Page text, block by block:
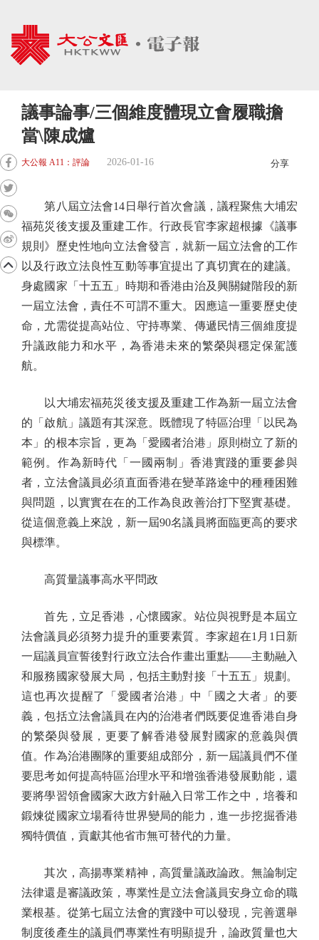
議事論事/三個維度體現立會履職擔
當\陳成爐
大公報 A11：評論 2026-01-16 分享
第八屆立法會14日舉行首次會議，議程聚焦大埔宏
福苑災後支援及重建工作。行政長官李家超根據《議事
規則》歷史性地向立法會發言，就新一屆立法會的工作
以及行政立法良性互動等事宜提出了真切實在的建議。
身處國家「十五五」時期和香港由治及興關鍵階段的新
一屆立法會，責任不可謂不重大。因應這一重要歷史使
命，尤需從提高站位、守持專業、傳遞民情三個維度提
升議政能力和水平，為香港未來的繁榮與穩定保駕護
航。
以大埔宏福苑災後支援及重建工作為新一屆立法會
的「啟航」議題有其深意。既體現了特區治理「以民為
本」的根本宗旨，更為「愛國者治港」原則樹立了新的
範例。作為新時代「一國兩制」香港實踐的重要參與
者，立法會議員必須直面香港在變革路途中的種種困難
與問題，以實實在在的工作為良政善治打下堅實基礎。
從這個意義上來說，新一屆90名議員將面臨更高的要求
與標準。
高質量議事高水平問政
首先，立足香港，心懷國家。站位與視野是本屆立
法會議員必須努力提升的重要素質。李家超在1月1日新
一屆議員宣誓後對行政立法合作畫出重點——主動融入
和服務國家發展大局，包括主動對接「十五五」規劃。
這也再次提醒了「愛國者治港」中「國之大者」的要
義，包括立法會議員在內的治港者們既要促進香港自身
的繁榮與發展，更要了解香港發展對國家的意義與價
值。作為治港團隊的重要組成部分，新一屆議員們不僅
要思考如何提高特區治理水平和增強香港發展動能，還
要將學習領會國家大政方針融入日常工作之中，培養和
鍛煉從國家立場看待世界變局的能力，進一步挖掘香港
獨特價值，貢獻其他省市無可替代的力量。
其次，高揚專業精神，高質量議政論政。無論制定
法律還是審議政策，專業性是立法會議員安身立命的職
業根基。從第七屆立法會的實踐中可以發現，完善選舉
制度後產生的議員們專業性有明顯提升，論政質量也大